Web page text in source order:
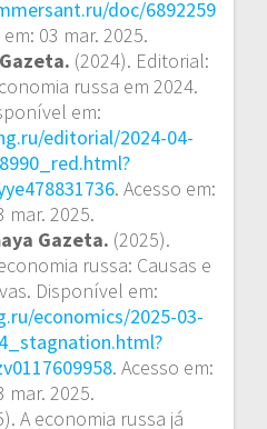
doc/6892259
em: 03 mar. 2025.
(2024). Editorial:
russa em 2024.
em:
editorial/2024-04-
. Acesso em:
mar. 2025.
Gazeta. (2025).
russa: Causas e
Disponível em:
economics/2025-03-
. Acesso em:
mar. 2025.
A economia russa já